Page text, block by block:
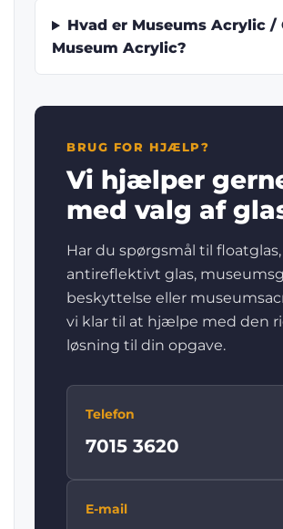
Hvad er Museums Acrylic /
Museum Acrylic?
BRUG FOR HJÆLP?
Vi hjælper
med valg af
Har du spørgsmål til floatglas,
antireflektivt glas,
beskyttelse eller
vi klar til at hjælpe med den
løsning til din opgave.
Telefon
7015 3620
E-mail